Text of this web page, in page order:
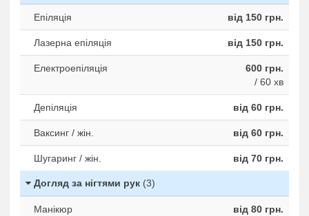
Епіляція від 150 грн.
Лазерна епіляція від 150 грн.
Електроепіляція
600 грн.
/ 60 хв
Депіляція від 60 грн.
Ваксинг / жін. від 60 грн.
Шугаринг / жін. від 70 грн.
Догляд за нігтями рук (3)
Манікюр від 80 грн.